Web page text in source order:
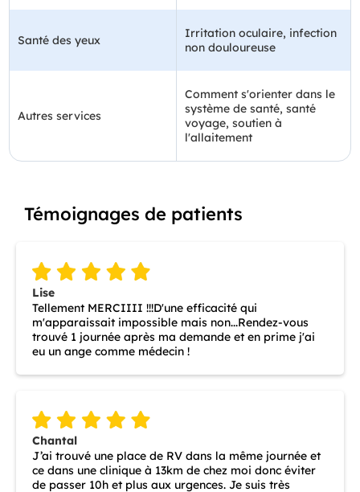
Santé des yeux
Irritation oculaire, infection
non douloureuse
Autres services
Comment s'orienter dans le
système de santé, santé
voyage, soutien à
l'allaitement
Témoignages de patients
Lise
Tellement MERCIIII !!!D'une efficacité qui
m'apparaissait impossible mais non...Rendez-vous
trouvé 1 journée après ma demande et en prime j'ai
eu un ange comme médecin !
Chantal
J’ai trouvé une place de RV dans la même journée et
ce dans une clinique à 13km de chez moi donc éviter
de passer 10h et plus aux urgences. Je suis très